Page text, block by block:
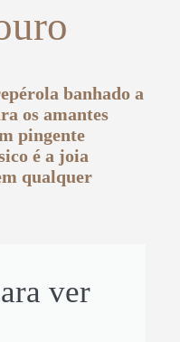
banhado a
os amantes
pingente
é a joia
qualquer
ver